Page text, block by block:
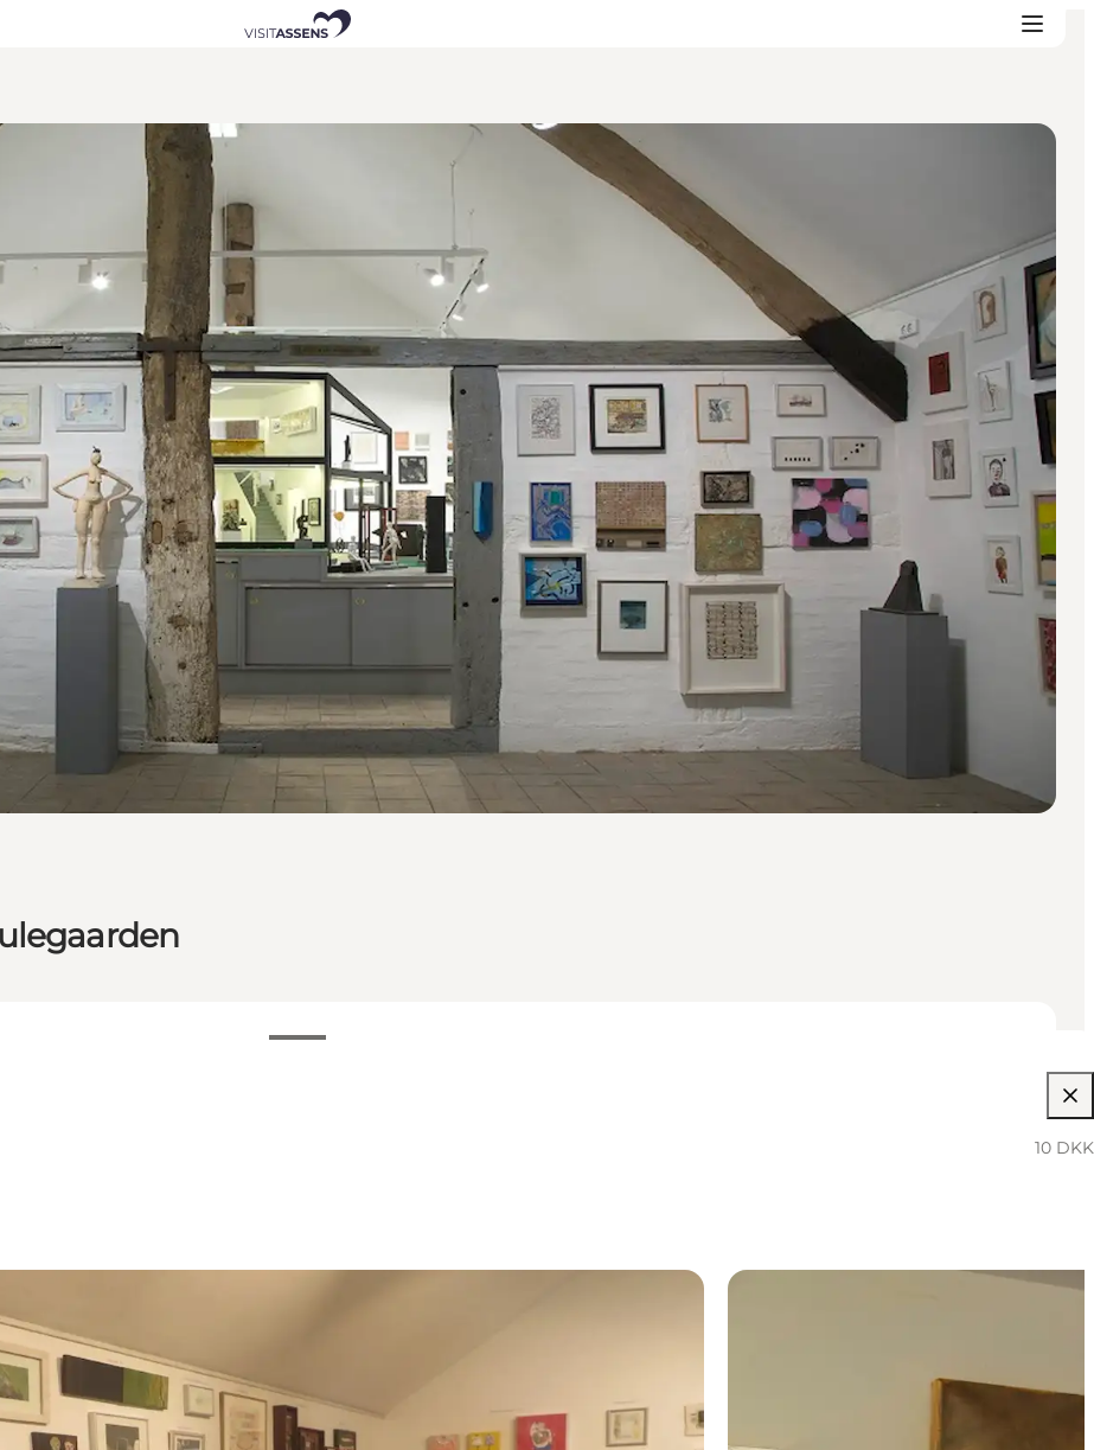
10 DKK